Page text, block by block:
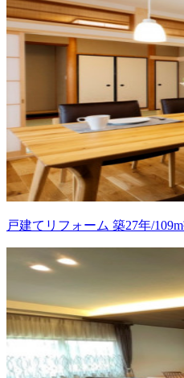
戸建てリフォーム 築27年/